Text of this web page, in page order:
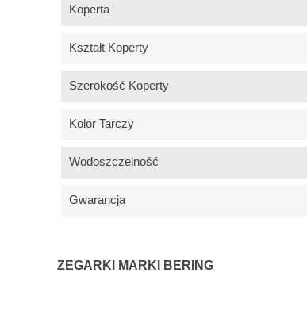
Koperta
Kształt Koperty
Szerokość Koperty
Kolor Tarczy
Wodoszczelność
Gwarancja
ZEGARKI MARKI BERING